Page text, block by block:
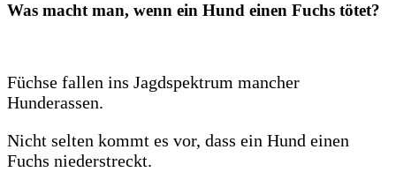
Was macht man, wenn ein Hund einen Fuchs tötet?
Füchse fallen ins Jagdspektrum mancher
Hunderassen.
Nicht selten kommt es vor, dass ein Hund einen
Fuchs niederstreckt.